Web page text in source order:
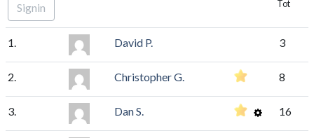
Signin Tot
1. David P. 3
2. Christopher G. 8
3. Dan S. 16